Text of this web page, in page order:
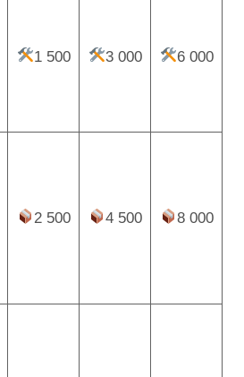
1 500 3 000 6 000
2 500 4 500 8 000